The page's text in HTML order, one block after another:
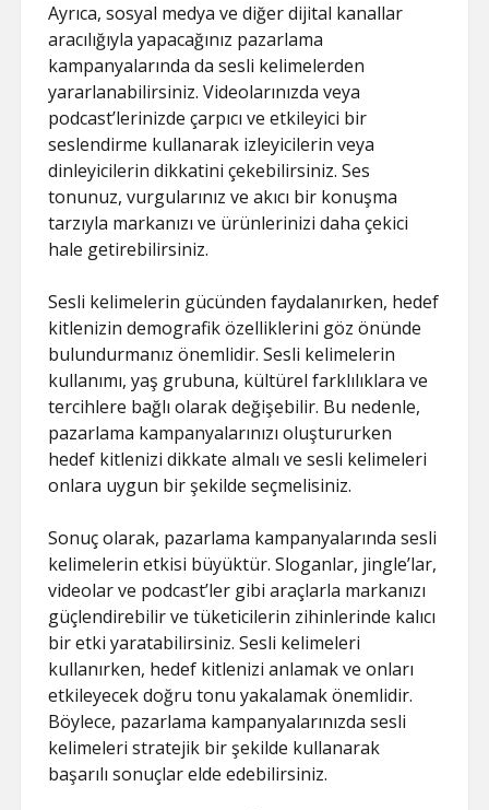
Ayrıca, sosyal medya ve diğer dijital kanallar
aracılığıyla yapacağınız pazarlama
kampanyalarında da sesli kelimelerden
yararlanabilirsiniz. Videolarınızda veya
podcast’lerinizde çarpıcı ve etkileyici bir
seslendirme kullanarak izleyicilerin veya
dinleyicilerin dikkatini çekebilirsiniz. Ses
tonunuz, vurgularınız ve akıcı bir konuşma
tarzıyla markanızı ve ürünlerinizi daha çekici
hale getirebilirsiniz.
Sesli kelimelerin gücünden faydalanırken, hedef
kitlenizin demografik özelliklerini göz önünde
bulundurmanız önemlidir. Sesli kelimelerin
kullanımı, yaş grubuna, kültürel farklılıklara ve
tercihlere bağlı olarak değişebilir. Bu nedenle,
pazarlama kampanyalarınızı oluştururken
hedef kitlenizi dikkate almalı ve sesli kelimeleri
onlara uygun bir şekilde seçmelisiniz.
Sonuç olarak, pazarlama kampanyalarında sesli
kelimelerin etkisi büyüktür. Sloganlar, jingle’lar,
videolar ve podcast’ler gibi araçlarla markanızı
güçlendirebilir ve tüketicilerin zihinlerinde kalıcı
bir etki yaratabilirsiniz. Sesli kelimeleri
kullanırken, hedef kitlenizi anlamak ve onları
etkileyecek doğru tonu yakalamak önemlidir.
Böylece, pazarlama kampanyalarınızda sesli
kelimeleri stratejik bir şekilde kullanarak
başarılı sonuçlar elde edebilirsiniz.